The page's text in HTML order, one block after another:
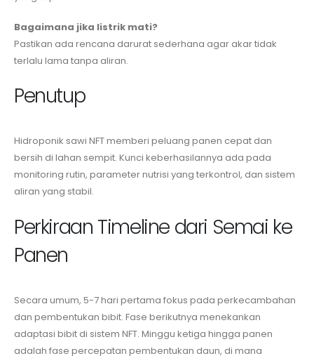
Bagaimana jika listrik mati?
Pastikan ada rencana darurat sederhana agar akar tidak
terlalu lama tanpa aliran.
Penutup
Hidroponik sawi NFT memberi peluang panen cepat dan
bersih di lahan sempit. Kunci keberhasilannya ada pada
monitoring rutin, parameter nutrisi yang terkontrol, dan sistem
aliran yang stabil.
Perkiraan Timeline dari Semai ke
Panen
Secara umum, 5-7 hari pertama fokus pada perkecambahan
dan pembentukan bibit. Fase berikutnya menekankan
adaptasi bibit di sistem NFT. Minggu ketiga hingga panen
adalah fase percepatan pembentukan daun, di mana